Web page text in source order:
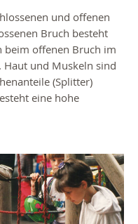
und offenen
Bruch besteht
beim offenen Bruch im
und Muskeln sind
(Splitter)
eine hohe